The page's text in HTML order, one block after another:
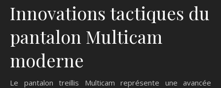
Innovations tactiques du
pantalon Multicam
moderne
Le pantalon treillis Multicam représente une avancée